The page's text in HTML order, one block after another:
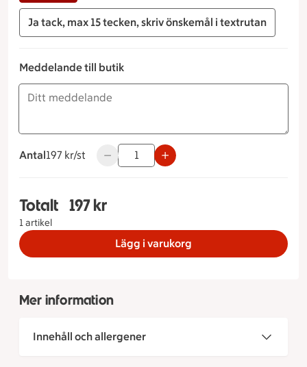
Ja tack, max 15 tecken, skriv önskemål i textrutan
Meddelande till butik
Antal
197 kronor styck
197 kr/st Använd knapparna för att minska eller
Totalt
1 artikel
Totalt 1 stycken Jordgubbsprinsess Storlek på
197 kr
Lägg i varukorg
Mer information
Innehåll och allergener